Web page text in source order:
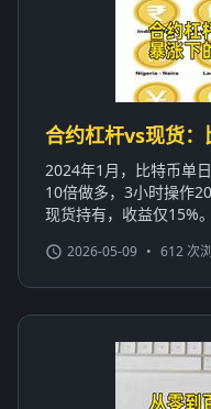
合约杠杆vs现货
2024年1月，比特币单
10倍做多，3小时操作
现货持有，收益仅15%
2026-05-09 • 612 次